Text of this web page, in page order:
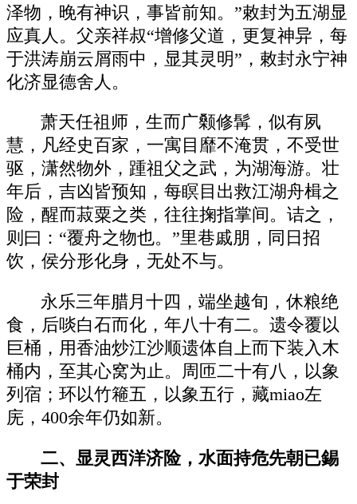
泽物，晚有神识，事皆前知。”敕封为五湖显
应真人。父亲祥叔“增修父道，更复神异，每
于洪涛崩云屑雨中，显其灵明”，敕封永宁神
化济显德舍人。
萧天任祖师，生而广颡修髯，似有夙
慧，凡经史百家，一寓目靡不淹贯，不受世
驱，潇然物外，踵祖父之武，为湖海游。壮
年后，吉凶皆预知，每瞑目出救江湖舟楫之
险，醒而菽粟之类，往往掬指掌间。诘之，
则曰：“覆舟之物也。”里巷戚朋，同日招
饮，侯分形化身，无处不与。
永乐三年腊月十四，端坐越旬，休粮绝
食，后啖白石而化，年八十有二。遗令覆以
巨桶，用香油炒江沙顺遗体自上而下装入木
桶内，至其心窝为止。周匝二十有八，以象
列宿；环以竹篐五，以象五行，藏miao左
庑，400余年仍如新。
二、显灵西洋济险，水面持危先朝已錫
于荣封